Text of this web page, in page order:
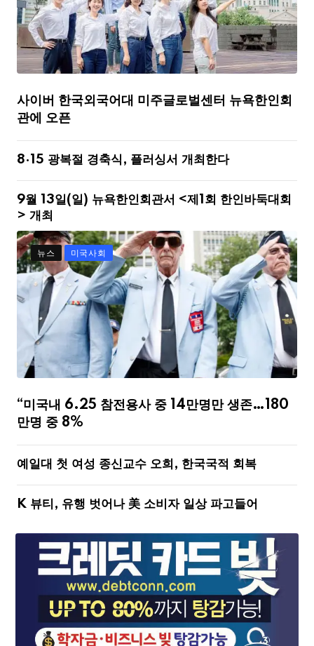
사이버 한국외국어대 미주글로벌센터 뉴욕한인회
관에 오픈
8·15 광복절 경축식, 플러싱서 개최한다
9월 13일(일) 뉴욕한인회관서 <제1회 한인바둑대회
> 개최
뉴스 미국사회
“미국내 6.25 참전용사 중 14만명만 생존…180
만명 중 8%
예일대 첫 여성 종신교수 오희, 한국국적 회복
K 뷰티, 유행 벗어나 美 소비자 일상 파고들어